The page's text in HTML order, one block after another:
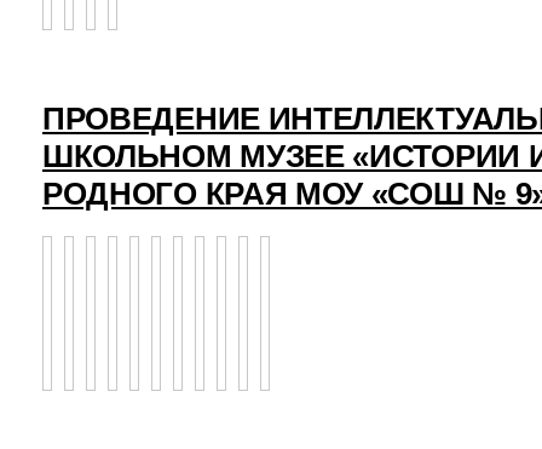
ПРОВЕДЕНИЕ
ШКОЛЬНОМ МУЗЕЕ «ИСТОРИИ
РОДНОГО КРАЯ МОУ «СОШ №